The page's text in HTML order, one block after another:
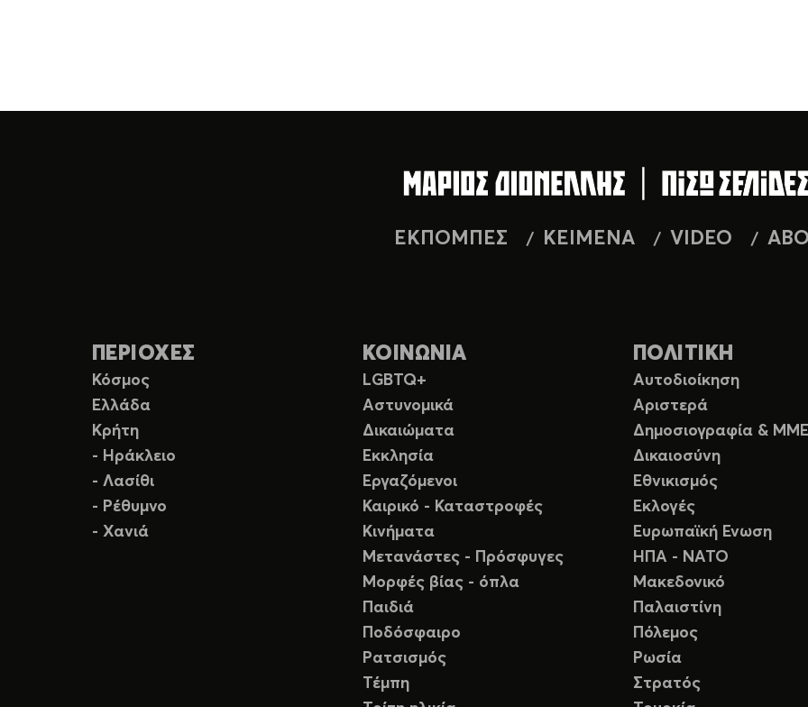
ΕΚΠΟΜΠΕΣ ΚΕΙΜΕΝΑ VIDEO
ΠΕΡΙΟΧΕΣ
Κόσμος
Ελλάδα
Κρήτη
- Ηράκλειο
- Λασίθι
- Ρέθυμνο
- Χανιά
ΚΟΙΝΩΝΙΑ
LGBTQ+
Αστυνομικά
Δικαιώματα
Εκκλησία
Εργαζόμενοι
Καιρικό - Καταστροφές
Κινήματα
Μετανάστες - Πρόσφυγες
Μορφές βίας - όπλα
Παιδιά
Ποδόσφαιρο
Ρατσισμός
Τέμπη
ΠΟΛΙΤΙΚΗ
Αυτοδιοίκηση
Αριστερά
Δημοσιογραφία & ΜΜΕ
Δικαιοσύνη
Εθνικισμός
Εκλογές
Ευρωπαϊκή Ενωση
ΗΠΑ - ΝΑΤΟ
Μακεδονικό
Παλαιστίνη
Πόλεμος
Ρωσία
Στρατός